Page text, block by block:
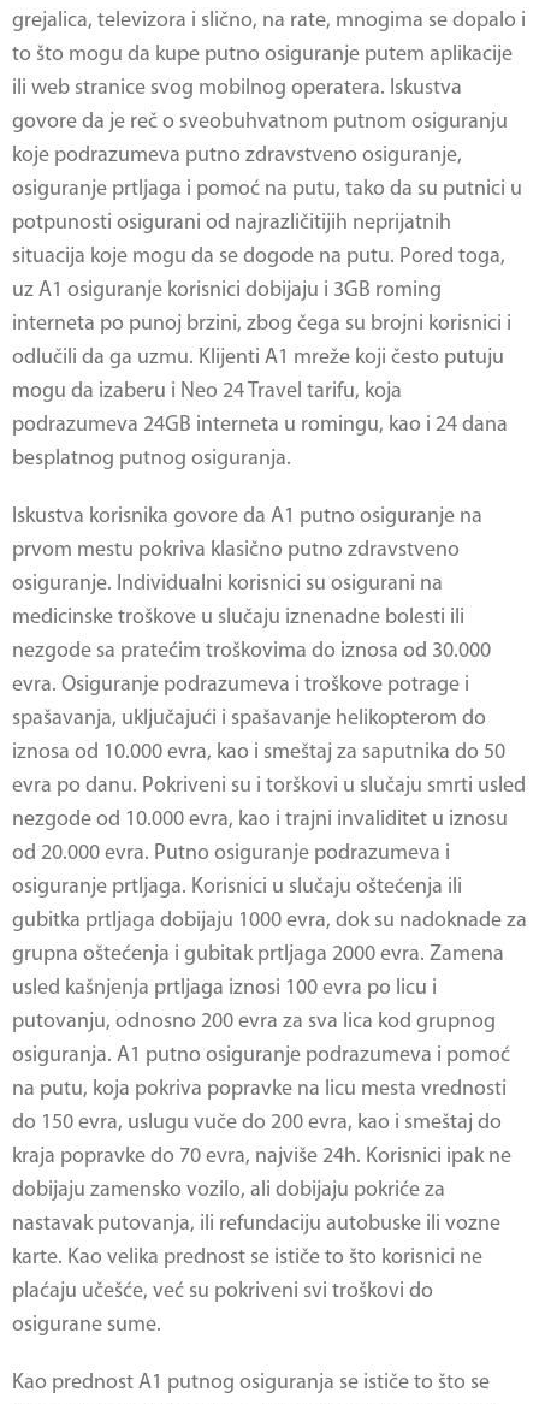
grejalica, televizora i slično, na rate, mnogima se dopalo i
to što mogu da kupe putno osiguranje putem aplikacije
ili web stranice svog mobilnog operatera. Iskustva
govore da je reč o sveobuhvatnom putnom osiguranju
koje podrazumeva putno zdravstveno osiguranje,
osiguranje prtljaga i pomoć na putu, tako da su putnici u
potpunosti osigurani od najrazličitijih neprijatnih
situacija koje mogu da se dogode na putu. Pored toga,
uz A1 osiguranje korisnici dobijaju i 3GB roming
interneta po punoj brzini, zbog čega su brojni korisnici i
odlučili da ga uzmu. Klijenti A1 mreže koji često putuju
mogu da izaberu i Neo 24 Travel tarifu, koja
podrazumeva 24GB interneta u romingu, kao i 24 dana
besplatnog putnog osiguranja.
Iskustva korisnika govore da A1 putno osiguranje na
prvom mestu pokriva klasično putno zdravstveno
osiguranje. Individualni korisnici su osigurani na
medicinske troškove u slučaju iznenadne bolesti ili
nezgode sa pratećim troškovima do iznosa od 30.000
evra. Osiguranje podrazumeva i troškove potrage i
spašavanja, uključajući i spašavanje helikopterom do
iznosa od 10.000 evra, kao i smeštaj za saputnika do 50
evra po danu. Pokriveni su i torškovi u slučaju smrti usled
nezgode od 10.000 evra, kao i trajni invaliditet u iznosu
od 20.000 evra. Putno osiguranje podrazumeva i
osiguranje prtljaga. Korisnici u slučaju oštećenja ili
gubitka prtljaga dobijaju 1000 evra, dok su nadoknade za
grupna oštećenja i gubitak prtljaga 2000 evra. Zamena
usled kašnjenja prtljaga iznosi 100 evra po licu i
putovanju, odnosno 200 evra za sva lica kod grupnog
osiguranja. A1 putno osiguranje podrazumeva i pomoć
na putu, koja pokriva popravke na licu mesta vrednosti
do 150 evra, uslugu vuče do 200 evra, kao i smeštaj do
kraja popravke do 70 evra, najviše 24h. Korisnici ipak ne
dobijaju zamensko vozilo, ali dobijaju pokriće za
nastavak putovanja, ili refundaciju autobuske ili vozne
karte. Kao velika prednost se ističe to što korisnici ne
plaćaju učešće, već su pokriveni svi troškovi do
osigurane sume.
Kao prednost A1 putnog osiguranja se ističe to što se